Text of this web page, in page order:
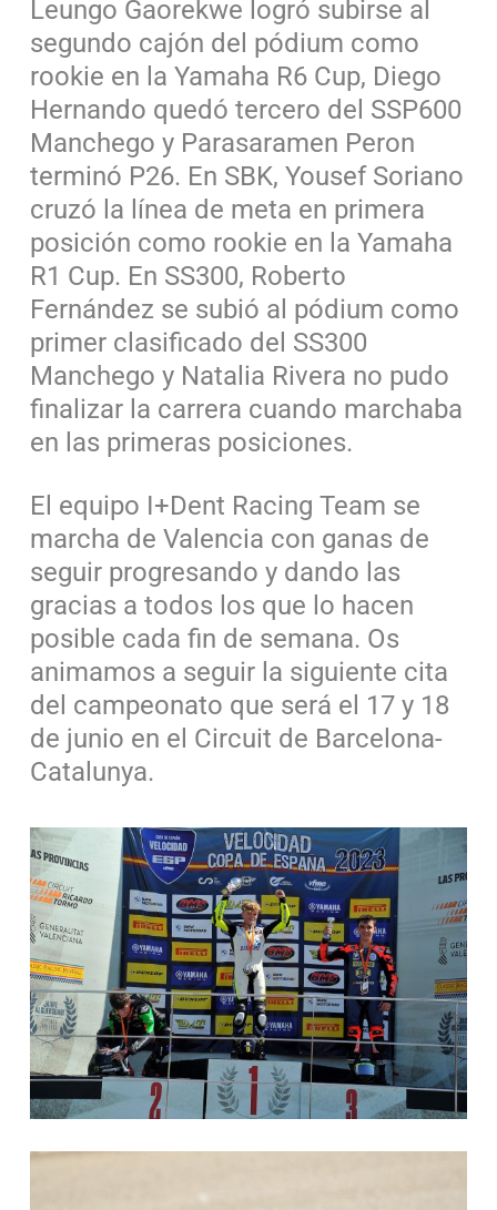
Leungo Gaorekwe logró subirse al
segundo cajón del pódium como
rookie en la Yamaha R6 Cup, Diego
Hernando quedó tercero del SSP600
Manchego y Parasaramen Peron
terminó P26. En SBK, Yousef Soriano
cruzó la línea de meta en primera
posición como rookie en la Yamaha
R1 Cup. En SS300, Roberto
Fernández se subió al pódium como
primer clasificado del SS300
Manchego y Natalia Rivera no pudo
finalizar la carrera cuando marchaba
en las primeras posiciones.
El equipo I+Dent Racing Team se
marcha de Valencia con ganas de
seguir progresando y dando las
gracias a todos los que lo hacen
posible cada fin de semana. Os
animamos a seguir la siguiente cita
del campeonato que será el 17 y 18
de junio en el Circuit de Barcelona-
Catalunya.